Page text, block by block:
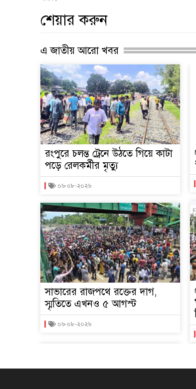
শেয়ার করুন
এ জাতীয় আরো খবর
রংপুরে চলন্ত ট্রেনে উঠতে গিয়ে কাটা
পড়ে রেলকর্মীর মৃত্যু
০৬-০৮-২০২৬
সাভারের রাজপথে রক্তের দাগ,
স্মৃতিতে এখনও ৫ আগস্ট
০৬-০৮-২০২৬